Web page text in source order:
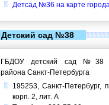
Детсад №36 на карте
Детский сад №38
ГБДОУ детский сад №38
района Санкт-Петербурга
195253, Санкт-Петербург,
корп. 2, лит. А